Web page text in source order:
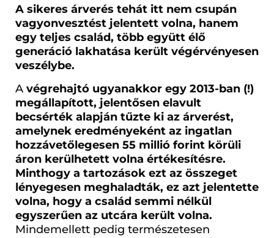
A sikeres árverés tehát itt nem csupán
vagyonvesztést jelentett volna, hanem
egy teljes család, több együtt élő
generáció lakhatása került végérvényesen
veszélybe.
A végrehajtó ugyanakkor egy 2013-ban (!)
megállapított, jelentősen elavult
becsérték alapján tűzte ki az árverést,
amelynek eredményeként az ingatlan
hozzávetőlegesen 55 millió forint körüli
áron kerülhetett volna értékesítésre.
Minthogy a tartozások ezt az összeget
lényegesen meghaladták, ez azt jelentette
volna, hogy a család semmi nélkül
egyszerűen az utcára került volna.
Mindemellett pedig természetesen